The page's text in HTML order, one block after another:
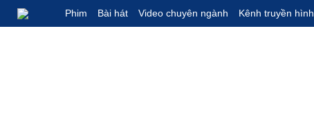
Phim Bài hát Video chuyên ngành Kênh truyền hình